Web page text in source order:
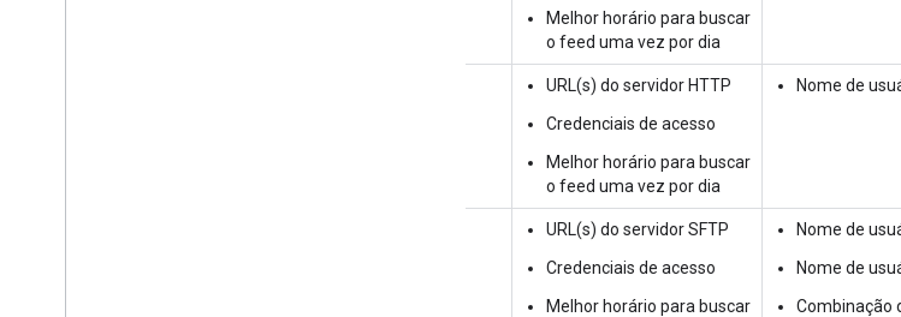
Melhor horário para buscar
o feed uma vez por dia
URL(s) do servidor HTTP
Credenciais de acesso
Melhor horário para buscar
o feed uma vez por dia
Nome de
URL(s) do servidor SFTP
Credenciais de acesso
Melhor horário para buscar
Nome de
Nome de
Combinação